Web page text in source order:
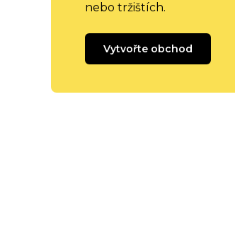
nebo tržištích.
Vytvořte obchod